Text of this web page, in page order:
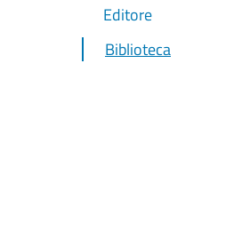
Editore
Biblioteca